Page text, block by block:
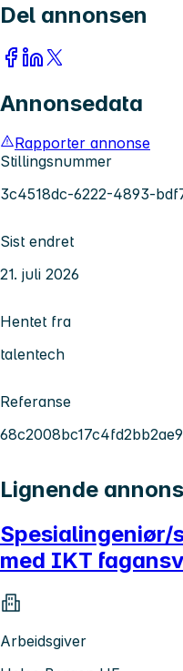
Del annonsen
Annonsedata
Rapporter annonse
Stillingsnummer
3c4518dc-6222-4893-
Sist endret
21. juli 2026
Hentet fra
talentech
Referanse
Lignende
Spesialingeniør/
med IKT
Arbeidsgiver